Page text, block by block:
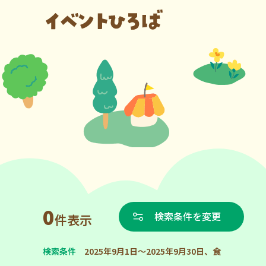
0件表示 検索条件を変更
検索条件 2025年9月1日～2025年9月30日、食